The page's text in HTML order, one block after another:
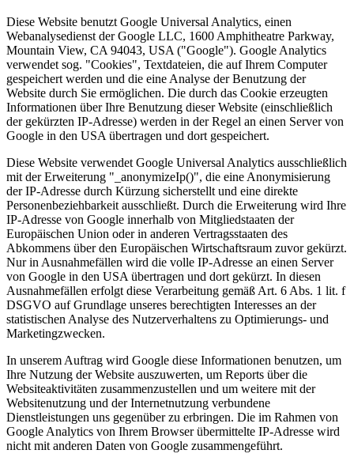
Diese Website benutzt Google Universal Analytics, einen
Webanalysedienst der Google LLC, 1600 Amphitheatre Parkway,
Mountain View, CA 94043, USA ("Google"). Google Analytics
verwendet sog. "Cookies", Textdateien, die auf Ihrem Computer
gespeichert werden und die eine Analyse der Benutzung der
Website durch Sie ermöglichen. Die durch das Cookie erzeugten
Informationen über Ihre Benutzung dieser Website (einschließlich
der gekürzten IP-Adresse) werden in der Regel an einen Server von
Google in den USA übertragen und dort gespeichert.
Diese Website verwendet Google Universal Analytics ausschließlich
mit der Erweiterung "_anonymizeIp()", die eine Anonymisierung
der IP-Adresse durch Kürzung sicherstellt und eine direkte
Personenbeziehbarkeit ausschließt. Durch die Erweiterung wird Ihre
IP-Adresse von Google innerhalb von Mitgliedstaaten der
Europäischen Union oder in anderen Vertragsstaaten des
Abkommens über den Europäischen Wirtschaftsraum zuvor gekürzt.
Nur in Ausnahmefällen wird die volle IP-Adresse an einen Server
von Google in den USA übertragen und dort gekürzt. In diesen
Ausnahmefällen erfolgt diese Verarbeitung gemäß Art. 6 Abs. 1 lit. f
DSGVO auf Grundlage unseres berechtigten Interesses an der
statistischen Analyse des Nutzerverhaltens zu Optimierungs- und
Marketingzwecken.
In unserem Auftrag wird Google diese Informationen benutzen, um
Ihre Nutzung der Website auszuwerten, um Reports über die
Websiteaktivitäten zusammenzustellen und um weitere mit der
Websitenutzung und der Internetnutzung verbundene
Dienstleistungen uns gegenüber zu erbringen. Die im Rahmen von
Google Analytics von Ihrem Browser übermittelte IP-Adresse wird
nicht mit anderen Daten von Google zusammengeführt.